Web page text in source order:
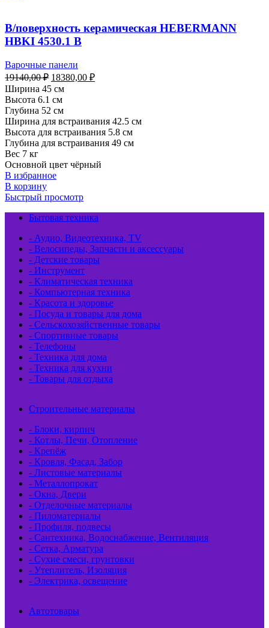
В/поверхность керамическая HEBERMANN
HBKI 4530.1 B
Варочные панели
19140,00₽ Первоначальная
цена
составляла
19140,00 ₽.
18380,00 ₽Текущая
Ширина 45 см
Высота 6.1 см
Глубина 52 см
Ширина для встраивания 42.5 см
Высота для встраивания 5.8 см
Глубина для встраивания 49 см
Вес 7 кг
Основной цвет чёрный
В избранное
В корзину
Быстрый просмотр
Бытовая техника
- Аудио, Видеотехника, TV
- Велосипеды, Запчасти и аксессуары
- Детские товары
- Инструмент
- Климатическая техника
- Компьютерная техника
- Красота и здоровье
- Посуда и товары для дома
- Сельскохозяйственные товары
- Спортивные товары
- Телефоны
- Техника для дома
- Техника для кухни
- Товары для отдыха
Строительные материалы
- Блоки, кирпич
- Котлы, Печи, Отопление
- Крепёж
- Кровля, Фасад, Забор
- Листовые материалы
- Металлопрокат
- Окна, Двери
- Отделочные материалы
- Пиломатериалы
- Профиля, подвесы
- Сантехника, Водоснабжение, Вентиляция
- Сетка, Арматура
- Сухие смеси, грунтовки
- Утеплитель, Изоляция
- Электрика, освещение
Автотовары